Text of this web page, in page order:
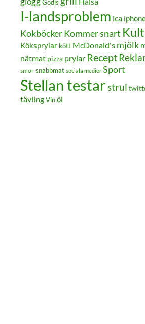
Godis
I-landsproblem ica
KokböckerKommer snart
Köksprylar kött McDonald's mjölk
nätmat pizza prylar Recept
smör snabbmat sociala medier Sport
Stellan testarstrul
tävling Vin öl